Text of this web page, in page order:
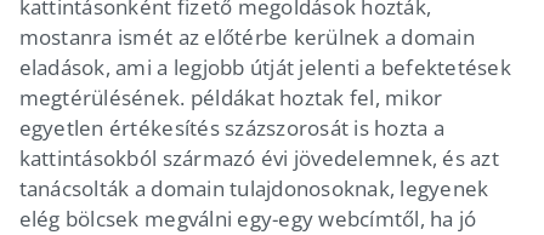
kattintásonként fizető megoldások hozták,
mostanra ismét az előtérbe kerülnek a domain
eladások, ami a legjobb útját jelenti a befektetések
megtérülésének. példákat hoztak fel, mikor
egyetlen értékesítés százszorosát is hozta a
kattintásokból származó évi jövedelemnek, és azt
tanácsolták a domain tulajdonosoknak, legyenek
elég bölcsek megválni egy-egy webcímtől, ha jó